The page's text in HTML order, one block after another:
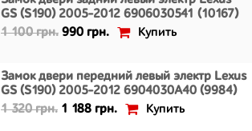
GS (S190) 2005-2012 6906030541 (10167)
1 100 грн. 990 грн. Купить
Замок двери передний левый электр Lexus
GS (S190) 2005-2012 6904030A40 (9984)
1 320 грн. 1 188 грн. Купить